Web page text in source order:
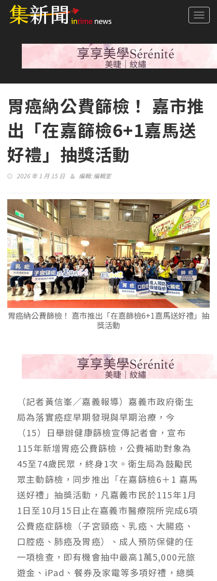
胃癌納公費篩檢！ 嘉市推
出「在嘉篩檢6+1嘉馬送
好禮」抽獎活動
2026 年 1 月 15 日 編輯:編輯室
胃癌納公費篩檢！ 嘉市推出「在嘉篩檢6+1嘉馬送好禮」抽
獎活動
（記者黃信峯／嘉義報導）嘉義市政府衛生
局為落實癌症早期發現與早期治療，今
（15）日舉辦健康篩檢宣傳記者會，宣布
115年新增胃癌公費篩檢，公費補助對象為
45至74歲民眾，終身1次。衛生局為鼓勵民
眾主動篩檢，同步推出「在嘉篩檢6＋1 嘉馬
送好禮」抽獎活動，凡嘉義市民於115年1月
1日至10月15日止在嘉義市醫療院所完成6項
公費癌症篩檢（子宮頸癌、乳癌、大腸癌、
口腔癌、肺癌及胃癌）、成人預防保健的任
一項檢查，即有機會抽中最高1萬5,000元旅
遊金、iPad、餐券及家電等多項好禮，總獎